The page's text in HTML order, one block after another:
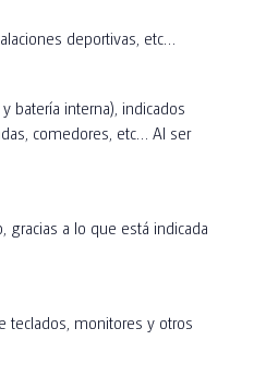
deportivas, etc…
batería interna), indicados
comedores, etc… Al ser
gracias a lo que está indicada
teclados, monitores y otros